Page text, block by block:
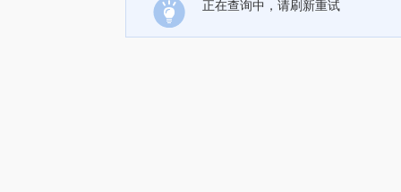
正在查询中，请刷新重试